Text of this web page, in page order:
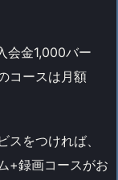
会金1,000バー
コースは月額
をつければ、
+録画コースがお